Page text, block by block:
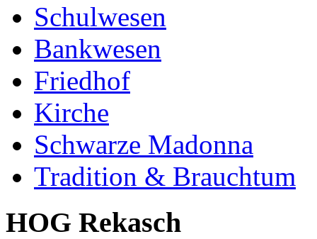
Schulwesen
Bankwesen
Friedhof
Kirche
Schwarze Madonna
Tradition & Brauchtum
HOG Rekasch